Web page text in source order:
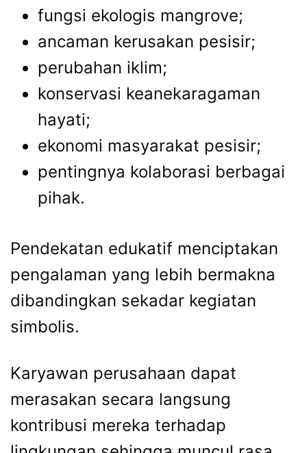
fungsi ekologis mangrove;
ancaman kerusakan pesisir;
perubahan iklim;
konservasi keanekaragaman
hayati;
ekonomi masyarakat pesisir;
pentingnya kolaborasi berbagai
pihak.
Pendekatan edukatif menciptakan
pengalaman yang lebih bermakna
dibandingkan sekadar kegiatan
simbolis.
Karyawan perusahaan dapat
merasakan secara langsung
kontribusi mereka terhadap